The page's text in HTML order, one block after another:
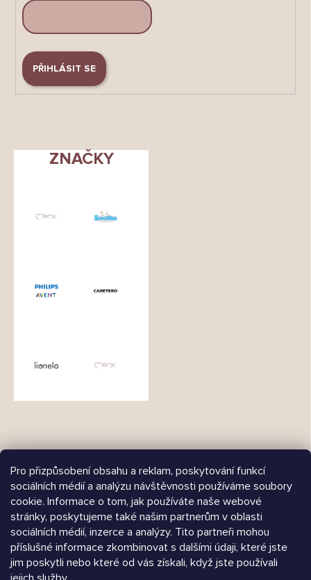
Pro přizpůsobení obsahu a reklam, poskytování funkcí
sociálních médií a analýzu návštěvnosti používáme soubory
cookie. Informace o tom, jak používáte naše webové
stránky, poskytujeme také našim partnerům v oblasti
sociálních médií, inzerce a analýzy. Tito partneři mohou
příslušné informace zkombinovat s dalšími údaji, které jste
jim poskytli nebo které od vás získali, když jste používali
PŘIHLÁSIT SE
ZNAČKY
Heureka.sk
Árukereső.hu